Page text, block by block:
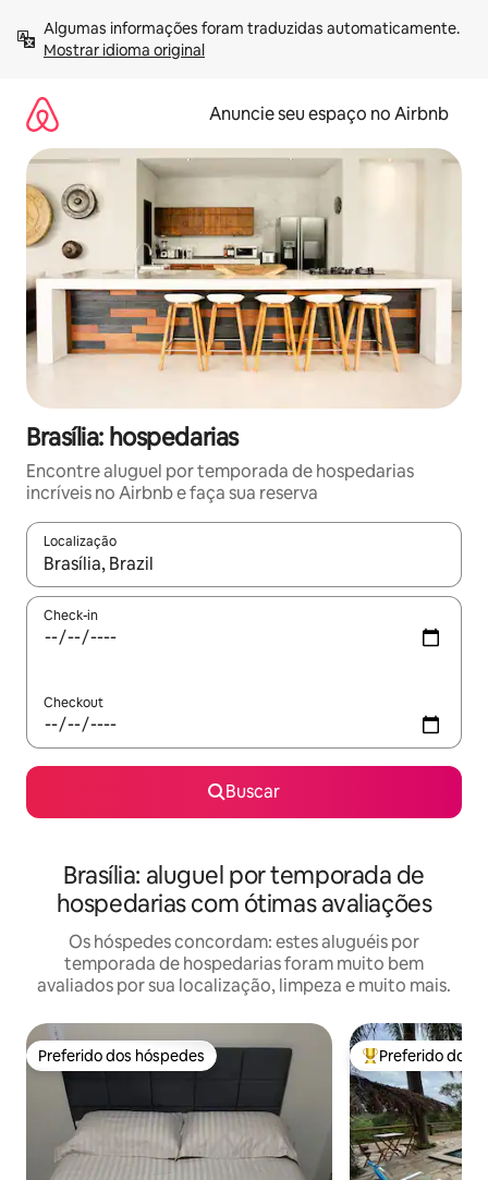
para
Mostrar idioma original
Anuncie seu espaço no Airbnb
Brasília: hospedarias
Encontre aluguel por temporada de hospedarias
incríveis no Airbnb e faça sua reserva
Localização
Quando os resultados estiverem disponíveis, explore-os
Check-in
Checkout
Buscar
Brasília: aluguel por temporada de
hospedarias com ótimas avaliações
Os hóspedes concordam: estes aluguéis por
temporada de hospedarias foram muito bem
avaliados por sua localização, limpeza e muito mais.
Preferido dos hóspedes
Preferido dos hóspedes Entre os
Preferido dos